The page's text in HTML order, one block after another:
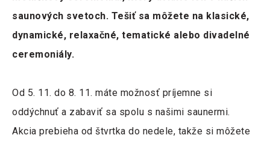
saunových svetoch. Tešiť sa môžete na klasické,
dynamické, relaxačné, tematické alebo divadelné
ceremoniály.
Od 5. 11. do 8. 11. máte možnosť príjemne si
oddýchnuť a zabaviť sa spolu s našimi saunermi.
Akcia prebieha od štvrtka do nedele, takže si môžete